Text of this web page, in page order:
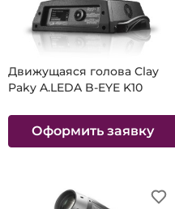
Движущаяся голова Clay
Paky A.LEDA B-EYE K10
Оформить заявку